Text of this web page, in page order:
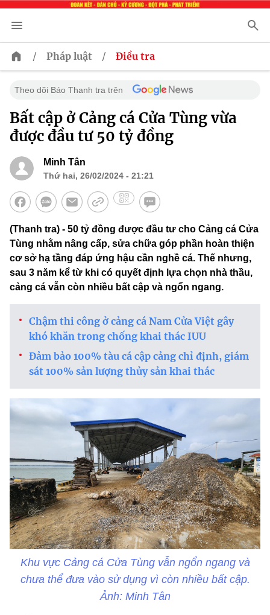
/ Pháp luật / Điều tra
Theo dõi Báo Thanh tra trên
Bất cập ở Cảng cá Cửa Tùng vừa
được đầu tư 50 tỷ đồng
Minh Tân
Thứ hai, 26/02/2024 - 21:21
(Thanh tra) - 50 tỷ đồng được đầu tư cho Cảng cá Cửa
Tùng nhằm nâng cấp, sửa chữa góp phần hoàn thiện
cơ sở hạ tầng đáp ứng hậu cần nghề cá. Thế nhưng,
sau 3 năm kể từ khi có quyết định lựa chọn nhà thầu,
cảng cá vẫn còn nhiều bất cập và ngổn ngang.
Chậm thi công ở cảng cá Nam Cửa Việt gây
khó khăn trong chống khai thác IUU
Đảm bảo 100% tàu cá cập cảng chỉ định, giám
sát 100% sản lượng thủy sản khai thác
Khu vực Cảng cá Cửa Tùng vẫn ngổn ngang và
chưa thể đưa vào sử dụng vì còn nhiều bất cập.
Ảnh: Minh Tân